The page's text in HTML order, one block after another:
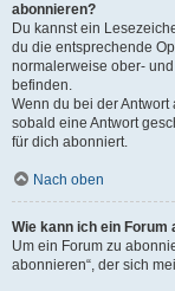
abonnieren?
Du kannst ein
du die entsprechende
normalerweise ober-
befinden.
Wenn du bei der
sobald eine Antwort
für dich abonniert.
Nach oben
Wie kann ich ein Forum
Um ein Forum zu
abonnieren“, der sich